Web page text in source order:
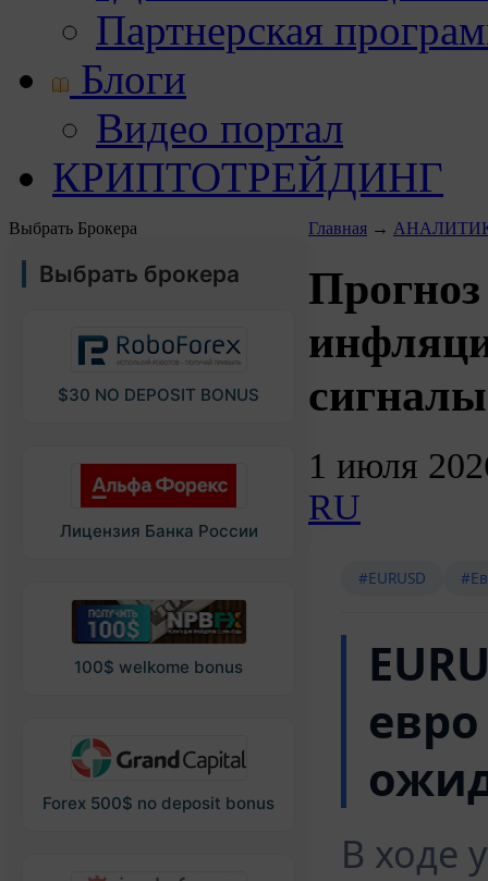
Партнерская
Блоги
Видео портал
КРИПТОТРЕЙДИНГ
Выбрать Брокера
Выбрать брокера
$30 NO DEPOSIT BONUS
Лицензия Банка России
100$ welkome bonus
Forex 500$ no deposit bonus
Главная →
1 июля
RU
#EURUSD
В ходе